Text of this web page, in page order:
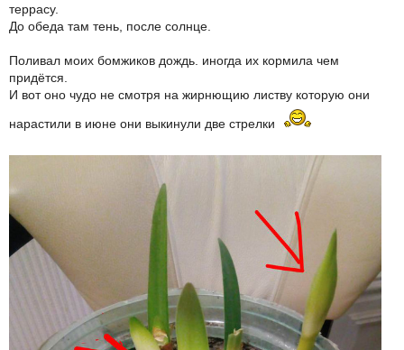
террасу.
До обеда там тень, после солнце.
Поливал моих бомжиков дождь. иногда их кормила чем
придётся.
И вот оно чудо не смотря на жирнющию листву которую они
нарастили в июне они выкинули две стрелки